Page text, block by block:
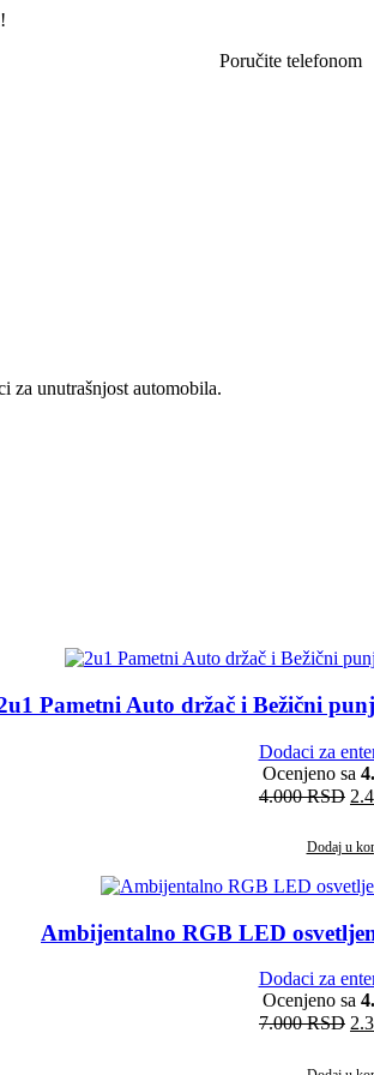
Poručite telefonom
za unutrašnjost automobila.
Pametni Auto držač i Bežični
Dodaci za
Ocenjeno sa
4.000RSD
je
Dodaj u
Ambijentalno RGB LED
Dodaci za
Ocenjeno sa
7.000RSD
je